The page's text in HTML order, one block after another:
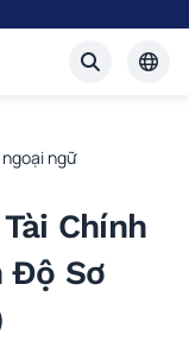
ngữ
Chính
Độ Sơ